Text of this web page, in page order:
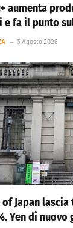
aumenta
e fa il punto
3 Agosto 2026
of Japan
Yen di